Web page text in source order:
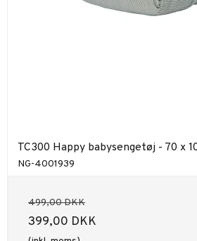
TC300 Happy babysengetøj - 70 x
NG-4001939
499,00 DKK
399,00 DKK